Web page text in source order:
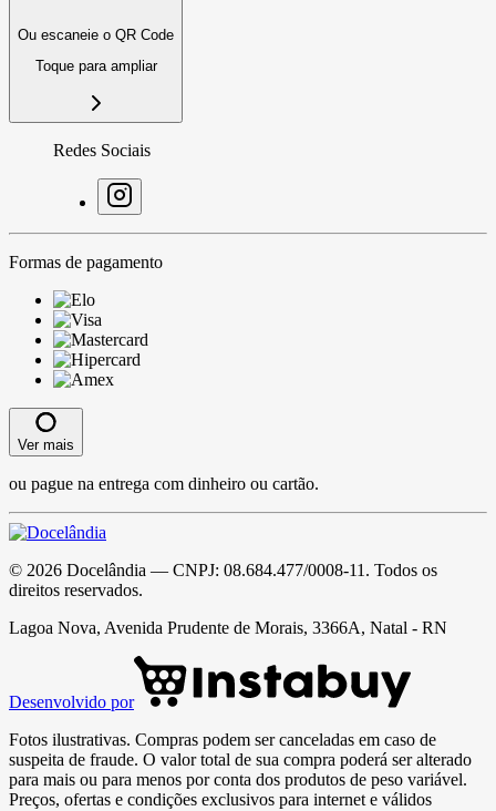
Ou escaneie o QR Code
Toque para ampliar
Redes Sociais
Formas de pagamento
Ver mais
ou pague na entrega com dinheiro ou cartão.
© 2026 Docelândia — CNPJ: 08.684.477/0008-11 . Todos os
direitos reservados.
Lagoa Nova, Avenida Prudente de Morais, 3366A, Natal - RN
Desenvolvido por
Fotos ilustrativas. Compras podem ser canceladas em caso de
suspeita de fraude. O valor total de sua compra poderá ser alterado
para mais ou para menos por conta dos produtos de peso variável.
Preços, ofertas e condições exclusivos para internet e válidos